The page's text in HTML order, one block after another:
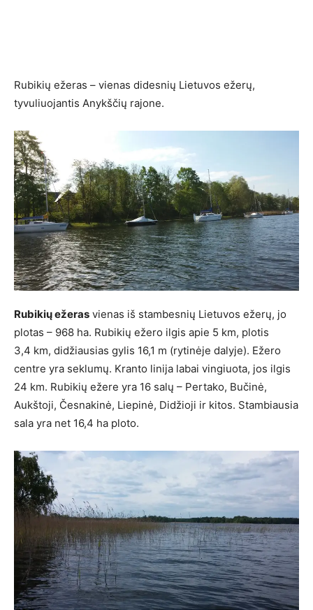
Rubikių ežeras – vienas didesnių Lietuvos ežerų,
tyvuliuojantis Anykščių rajone.
Rubikių ežeras vienas iš stambesnių Lietuvos ežerų, jo
plotas – 968 ha. Rubikių ežero ilgis apie 5 km, plotis
3,4 km, didžiausias gylis 16,1 m (rytinėje dalyje). Ežero
centre yra seklumų. Kranto linija labai vingiuota, jos ilgis
24 km. Rubikių ežere yra 16 salų – Pertako, Bučinė,
Aukštoji, Česnakinė, Liepinė, Didžioji ir kitos. Stambiausia
sala yra net 16,4 ha ploto.